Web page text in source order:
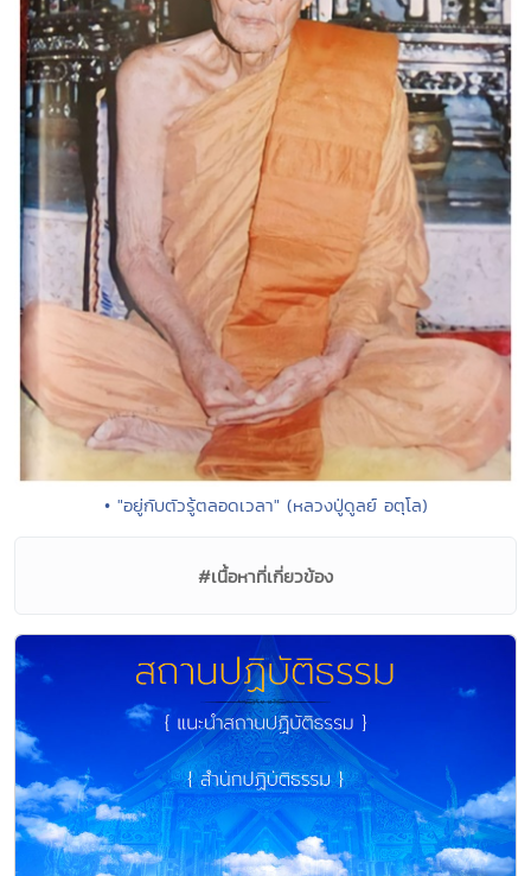
• "อยู่กับตัวรู้ตลอดเวลา" (หลวงปู่ดูลย์ อตุโล)
#เนื้อหาที่เกี่ยวข้อง